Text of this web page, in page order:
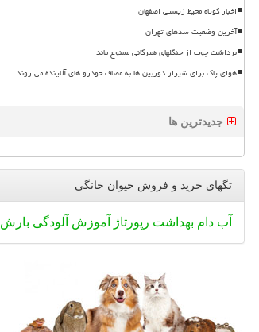
اخبار کوتاه محیط زیستی اصفهان
آخرین وضعیت سدهای تهران
برداشت چوب از جنگلهای هیرکانی ممنوع ماند
هوای پاک برای شیراز دوربین ها به مصاف خودرو های آلاینده می روند
جدیدترین ها
تگهای خرید و فروش حیوان خانگی
آب دام بهداشت رپورتاژ آموزش آلودگی بارش